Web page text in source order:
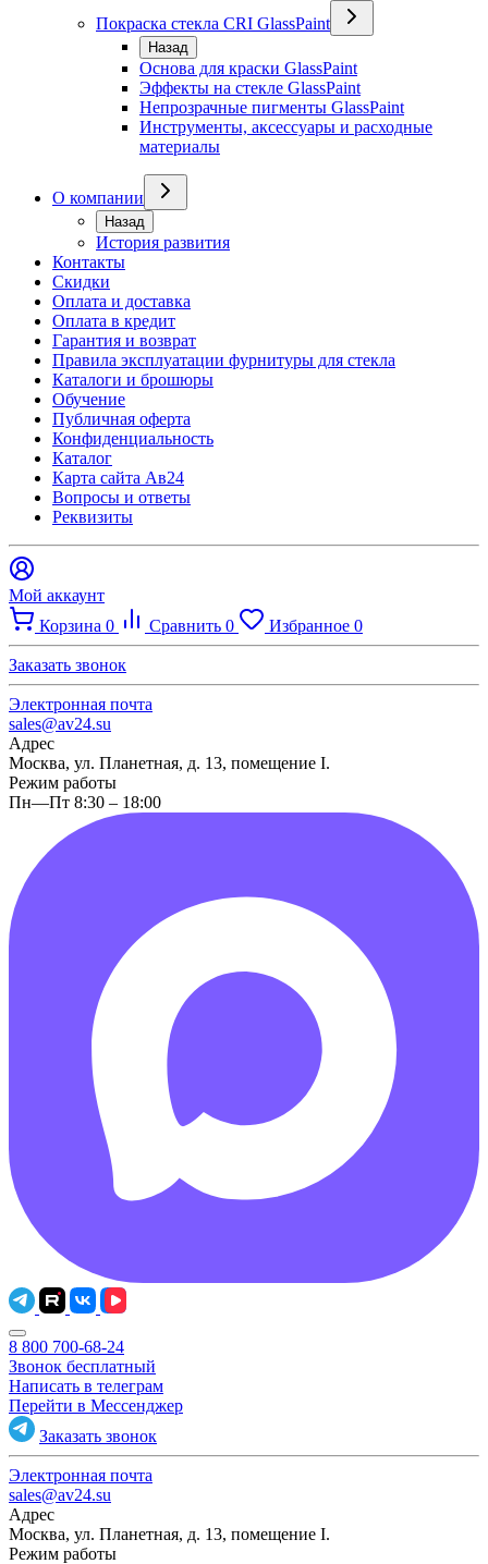
Покраска стекла CRI GlassPaint
Назад
Основа для краски GlassPaint
Эффекты на стекле GlassPaint
Непрозрачные пигменты GlassPaint
Инструменты, аксессуары и расходные
материалы
О компании
Назад
История развития
Контакты
Скидки
Оплата и доставка
Оплата в кредит
Гарантия и возврат
Правила эксплуатации фурнитуры для стекла
Каталоги и брошюры
Обучение
Публичная оферта
Конфиденциальность
Каталог
Карта сайта Ав24
Вопросы и ответы
Реквизиты
Мой аккаунт
Корзина 0 Сравнить 0 Избранное 0
Заказать звонок
Электронная почта
sales@av24.su
Адрес
Москва, ул. Планетная, д. 13, помещение I.
Режим работы
Пн—Пт 8:30 – 18:00
8 800 700-68-24
Звонок бесплатный
Написать в телеграм
Перейти в Мессенджер
Заказать звонок
Электронная почта
sales@av24.su
Адрес
Москва, ул. Планетная, д. 13, помещение I.
Режим работы